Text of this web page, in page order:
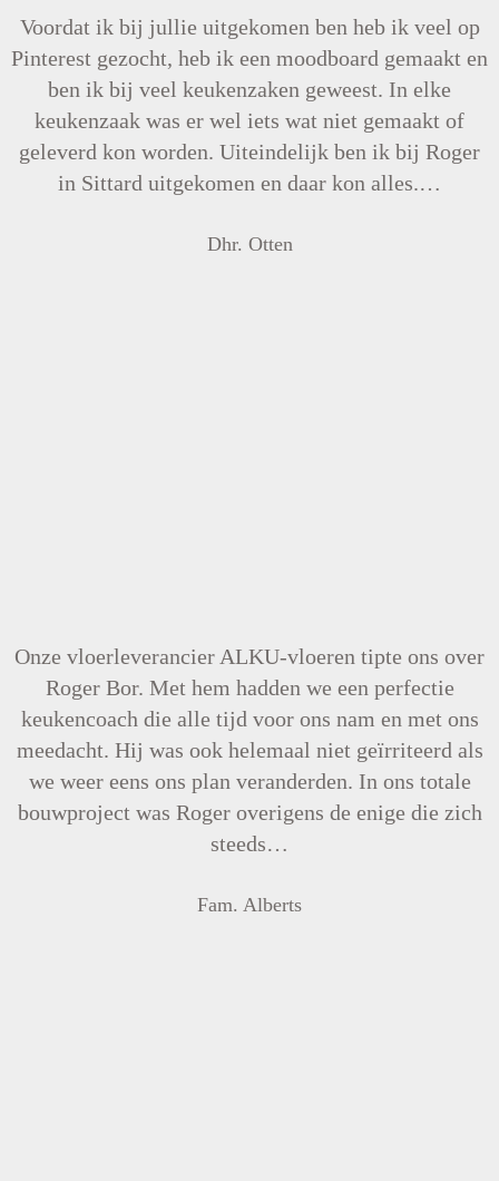
Voordat ik bij jullie uitgekomen ben heb ik veel op
Pinterest gezocht, heb ik een moodboard gemaakt en
ben ik bij veel keukenzaken geweest. In elke
keukenzaak was er wel iets wat niet gemaakt of
geleverd kon worden. Uiteindelijk ben ik bij Roger
in Sittard uitgekomen en daar kon alles.…
Dhr. Otten
Onze vloerleverancier ALKU-vloeren tipte ons over
Roger Bor. Met hem hadden we een perfectie
keukencoach die alle tijd voor ons nam en met ons
meedacht. Hij was ook helemaal niet geïrriteerd als
we weer eens ons plan veranderden. In ons totale
bouwproject was Roger overigens de enige die zich
steeds…
Fam. Alberts